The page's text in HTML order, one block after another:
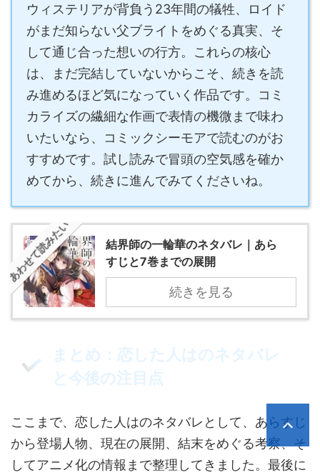
ウィステリアが背負う23年間の犠牲、ロイド
がまだ知らない父ブライトをめぐる真実、そ
して通じ合った想いの行方。これらの核心
は、まだ完結していないからこそ、続きを読
み進めるほど気になっていく作品です。コミ
カライズの繊細な作画で表情の機微まで味わ
いたいなら、コミックシーモアで読むのがお
すすめです。試し読みで冒頭の空気感を確か
めてから、続きに進んでみてくださいね。
あわせて読みたい
結界師の一輪華のネタバレ｜あら
すじと7巻までの展開
続きを見る
まとめ：恋した人はのネタバレ
と今後の注目点
ここまで、恋した人はのネタバレとして、あらすじ
から登場人物、現在の展開、結末をめぐる考察、そ
してアニメ化の情報まで整理してきました。最後に